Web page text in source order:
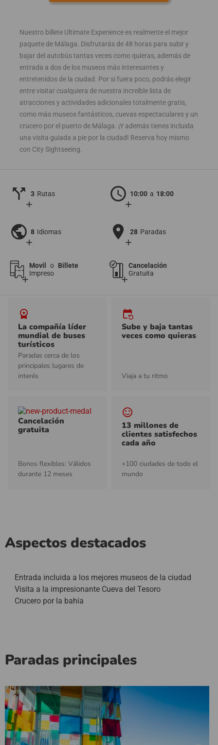
Nuestro billete Ultimate Experience es realmente el mejor
paquete de Málaga. Disfrutarás de 48 horas para subir y
bajar del autobús tantas veces como quieras, además de
entrada a dos de los museos más interesantes y
entretenidos de la ciudad. Por si fuera poco, podrás elegir
entre visitar cualquiera de nuestra increíble lista de
atracciones y actividades adicionales totalmente gratis,
como más museos fantásticos, cuevas espectaculares y un
crucero por el puerto de Málaga. ¡Y además tienes incluida
una visita guiada a pie por la ciudad! Reserva hoy mismo
con City Sightseeing.
call_split
add
3 Rutas schedule
add
10:00 a 18:00
public
add
8 Idiomas location_on
add
28 Paradas
add
Movil o Billete
Impreso
add
Cancelación
Gratuita
workspace_premium
La compañía líder
mundial de buses
turísticos
Paradas cerca de los
principales lugares de
interés
event_repeat
Sube y baja tantas
veces como quieras
Viaja a tu ritmo
Cancelación
gratuita
Bonos flexibles: Válidos
durante 12 meses
sentiment_satisfied_alt
13 millones de
clientes satisfechos
cada año
+100 ciudades de todo el
mundo
Aspectos destacados
Entrada incluida a los mejores museos de la ciudad
Visita a la impresionante Cueva del Tesoro
Crucero por la bahía
Paradas principales